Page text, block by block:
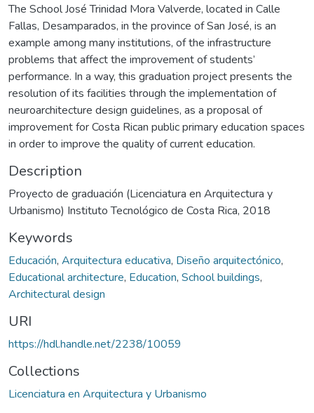
The School José Trinidad Mora Valverde, located in Calle
Fallas, Desamparados, in the province of San José, is an
example among many institutions, of the infrastructure
problems that affect the improvement of students’
performance. In a way, this graduation project presents the
resolution of its facilities through the implementation of
neuroarchitecture design guidelines, as a proposal of
improvement for Costa Rican public primary education spaces
in order to improve the quality of current education.
Description
Proyecto de graduación (Licenciatura en Arquitectura y
Urbanismo) Instituto Tecnológico de Costa Rica, 2018
Keywords
Educación, Arquitectura educativa, Diseño arquitectónico,
Educational architecture, Education, School buildings,
Architectural design
URI
https://hdl.handle.net/2238/10059
Collections
Licenciatura en Arquitectura y Urbanismo